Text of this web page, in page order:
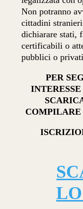
Non potranno
cittadini
dichiarare stati,
certificabili o
pubblici o
PER